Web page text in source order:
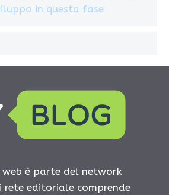
in questa fase
è parte del network
rete editoriale comprende